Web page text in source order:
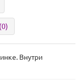
(0)
Внутри